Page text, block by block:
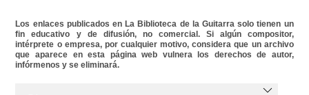
Los enlaces publicados en La Biblioteca de la Guitarra solo tienen un
fin educativo y de difusión, no comercial. Si algún compositor,
intérprete o empresa, por cualquier motivo, considera que un archivo
que aparece en esta página web vulnera los derechos de autor,
infórmenos y se eliminará.